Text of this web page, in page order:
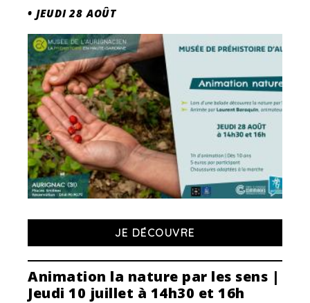
• JEUDI 28 AOÛT
JE DÉCOUVRE
Animation la nature par les sens |
Jeudi 10 juillet à 14h30 et 16h